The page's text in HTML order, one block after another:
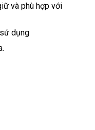
và phù hợp với
dụng